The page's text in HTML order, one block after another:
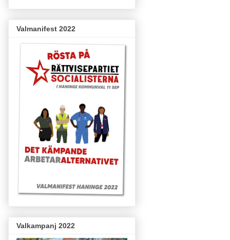
Valmanifest 2022
Valkampanj 2022